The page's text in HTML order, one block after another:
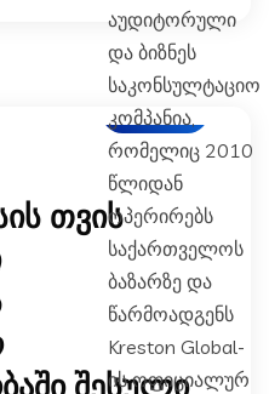
აუდიტორული
და ბიზნეს
საკონსულტაციო
კომპანია,
რომელიც 2010
წლიდან
ოპერირებს
საქართველოს
ბაზარზე და
წარმოადგენს
Kreston Global-
ის ოფიციალურ
ბლოგი